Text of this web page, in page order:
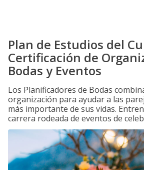
Plan de Estudios del
Certificación de
Bodas y Eventos
Los Planificadores de Bodas
organización para ayudar a las
más importante de sus vidas.
carrera rodeada de eventos de